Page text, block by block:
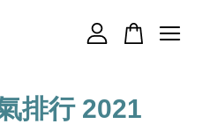
排行 2021
前還是空的。